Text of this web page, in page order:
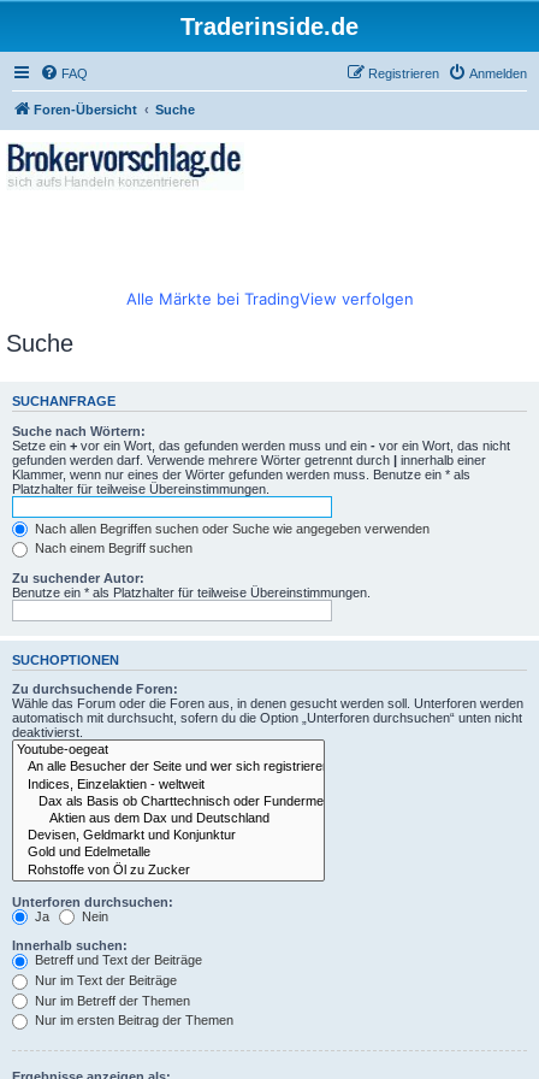
Traderinside.de
FAQ Anmelden
Registrieren
Foren-Übersicht Suche
Alle Märkte bei TradingView verfolgen
Suche
SUCHANFRAGE
Suche nach Wörtern:
Setze ein + vor ein Wort, das gefunden werden muss und ein - vor ein Wort, das nicht
gefunden werden darf. Verwende mehrere Wörter getrennt durch | innerhalb einer
Klammer, wenn nur eines der Wörter gefunden werden muss. Benutze ein * als
Platzhalter für teilweise Übereinstimmungen.
Nach allen Begriffen suchen oder Suche wie angegeben verwenden
Nach einem Begriff suchen
Zu suchender Autor:
Benutze ein * als Platzhalter für teilweise Übereinstimmungen.
SUCHOPTIONEN
Zu durchsuchende Foren:
Wähle das Forum oder die Foren aus, in denen gesucht werden soll. Unterforen werden
automatisch mit durchsucht, sofern du die Option „Unterforen durchsuchen“ unten nicht
deaktivierst.
Unterforen durchsuchen:
Ja
Nein
Innerhalb suchen:
Betreff und Text der Beiträge
Nur im Text der Beiträge
Nur im Betreff der Themen
Nur im ersten Beitrag der Themen